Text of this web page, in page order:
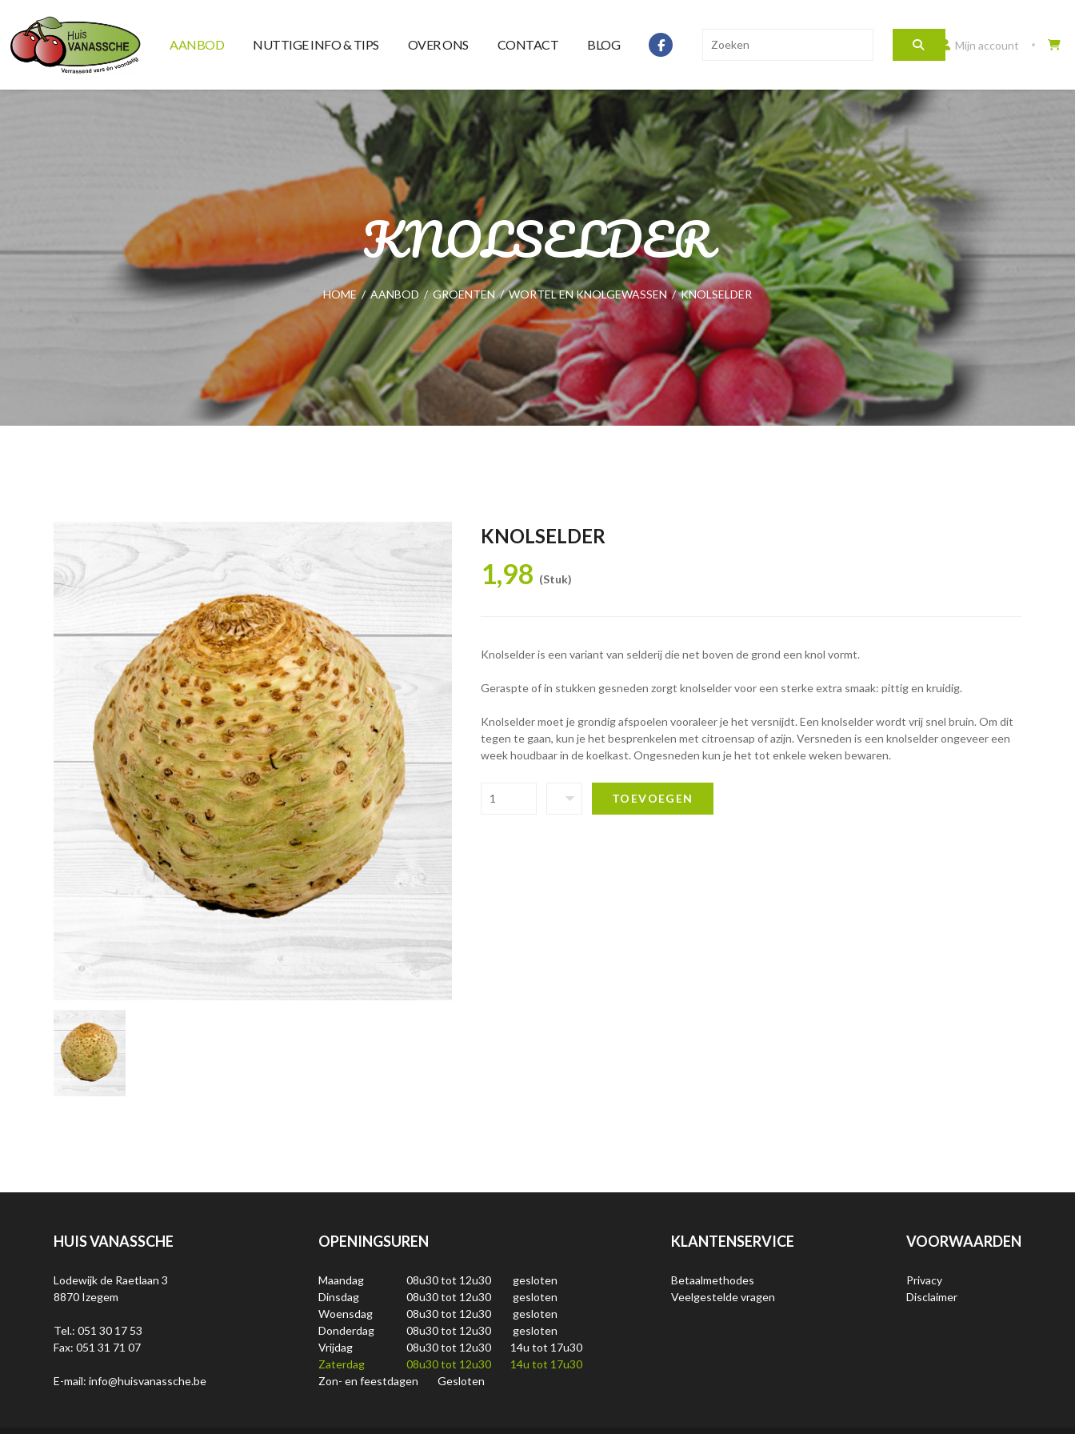
AANBOD NUTTIGE INFO & TIPS OVER ONS CONTACT BLOG Mijn account
KNOLSELDER
HOME / AANBOD / GROENTEN / WORTEL EN KNOLGEWASSEN / KNOLSELDER
KNOLSELDER
1,98 (Stuk)
Knolselder is een variant van selderij die net boven de grond een knol vormt.
Geraspte of in stukken gesneden zorgt knolselder voor een sterke extra smaak: pittig en kruidig.
Knolselder moet je grondig afspoelen vooraleer je het versnijdt. Een knolselder wordt vrij snel bruin. Om dit
tegen te gaan, kun je het besprenkelen met citroensap of azijn. Versneden is een knolselder ongeveer een
week houdbaar in de koelkast. Ongesneden kun je het tot enkele weken bewaren.
TOEVOEGEN
HUIS VANASSCHE
Lodewijk de Raetlaan 3
8870 Izegem
Tel.: 051 30 17 53
Fax: 051 31 71 07
E-mail: info@huisvanassche.be
OPENINGSUREN
Maandag 08u30 tot 12u30
gesloten
Dinsdag
08u30 tot 12u30
gesloten
Woensdag
08u30 tot 12u30
gesloten
Donderdag
08u30 tot 12u30
gesloten
Vrijdag
08u30 tot 12u30
14u tot 17u30
Zaterdag
08u30 tot 12u30
14u tot 17u30
Zon- en feestdagen
Gesloten
KLANTENSERVICE
Betaalmethodes
Veelgestelde vragen
VOORWAARDEN
Privacy
Disclaimer